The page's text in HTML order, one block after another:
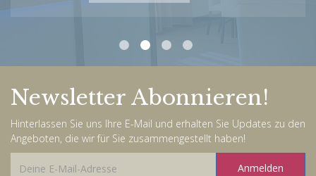
Newsletter Abonnieren!
Hinterlassen Sie uns Ihre E-Mail und erhalten Sie Updates zu den
Angeboten, die wir für Sie zusammengestellt haben!
Anmelden